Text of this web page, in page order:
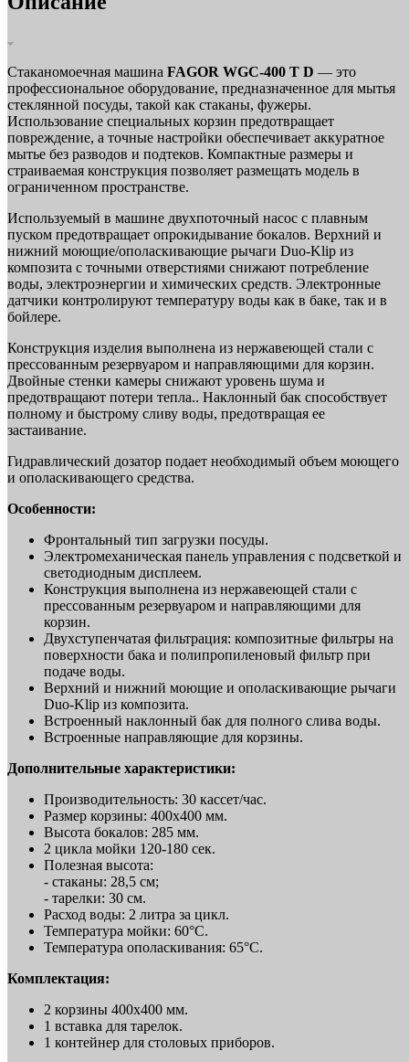
Стаканомоечная машина FAGOR WGC-400 T D — это
профессиональное оборудование, предназначенное для мытья
стеклянной посуды, такой как стаканы, фужеры.
Использование специальных корзин предотвращает
повреждение, а точные настройки обеспечивает аккуратное
мытье без разводов и подтеков. Компактные размеры и
страиваемая конструкция позволяет размещать модель в
ограниченном пространстве.
Используемый в машине двухпоточный насос с плавным
пуском предотвращает опрокидывание бокалов. Верхний и
нижний моющие/ополаскивающие рычаги Duo-Klip из
композита с точными отверстиями снижают потребление
воды, электроэнергии и химических средств. Электронные
датчики контролируют температуру воды как в баке, так и в
бойлере.
Конструкция изделия выполнена из нержавеющей стали с
прессованным резервуаром и направляющими для корзин.
Двойные стенки камеры снижают уровень шума и
предотвращают потери тепла.. Наклонный бак способствует
полному и быстрому сливу воды, предотвращая ее
застаивание.
Гидравлический дозатор подает необходимый объем моющего
и ополаскивающего средства.
Особенности:
Фронтальный тип загрузки посуды.
Электромеханическая панель управления с подсветкой и
светодиодным дисплеем.
Конструкция выполнена из нержавеющей стали с
прессованным резервуаром и направляющими для
корзин.
Двухступенчатая фильтрация: композитные фильтры на
поверхности бака и полипропиленовый фильтр при
подаче воды.
Верхний и нижний моющие и ополаскивающие рычаги
Duo-Klip из композита.
Встроенный наклонный бак для полного слива воды.
Встроенные направляющие для корзины.
Дополнительные характеристики:
Производительность: 30 кассет/час.
Размер корзины: 400x400 мм.
Высота бокалов: 285 мм.
2 цикла мойки 120-180 сек.
Полезная высота:
- стаканы: 28,5 см;
- тарелки: 30 см.
Расход воды: 2 литра за цикл.
Температура мойки: 60°C.
Температура ополаскивания: 65°C.
Комплектация:
2 корзины 400х400 мм.
1 вставка для тарелок.
1 контейнер для столовых приборов.